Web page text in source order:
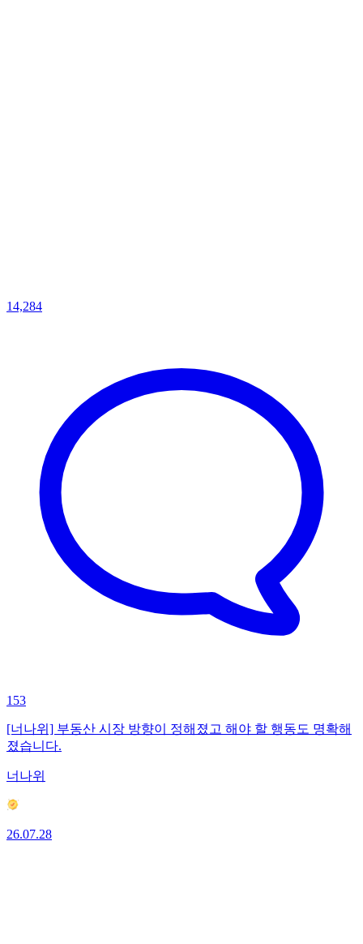
14,284
153
[너나위] 부동산 시장 방향이 정해졌고 해야 할 행동도 명확해
졌습니다.
너나위
26.07.28